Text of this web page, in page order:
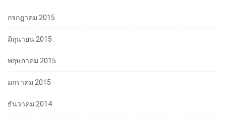
กรกฎาคม 2015
มิถุนายน 2015
พฤษภาคม 2015
มกราคม 2015
ธันวาคม 2014